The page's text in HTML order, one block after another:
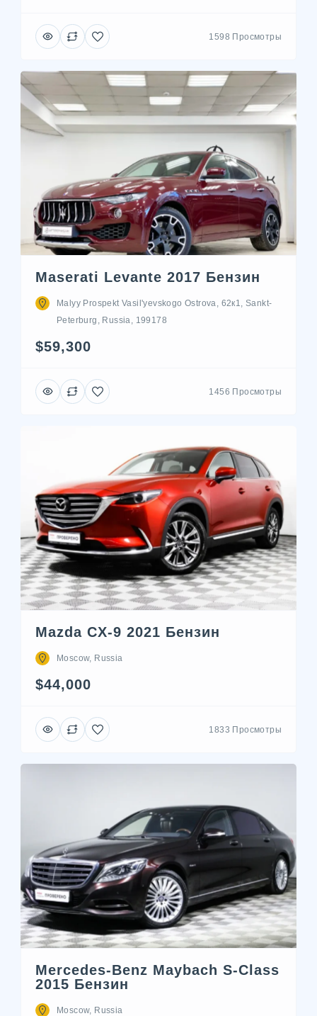
1598 Просмотры
Maserati Levante 2017 Бензин
Malyy Prospekt Vasil'yevskogo Ostrova, 62к1, Sankt-
Peterburg, Russia, 199178
$59,300
1456 Просмотры
Mazda CX-9 2021 Бензин
Moscow, Russia
$44,000
1833 Просмотры
Mercedes-Benz Maybach S-Class
2015 Бензин
Moscow, Russia